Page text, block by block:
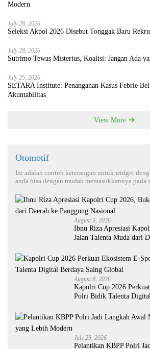
Modern
July 28, 2026
Seleksi Akpol 2026 Disebut Tonggak Baru
July 28, 2026
Sutrimo Tewas Misterius, Koalisi: Jangan Ada
July 25, 2026
SETARA Institute: Penanganan Kasus Febrie
Akuntabilitas
View More
Otomotif
Ini adalah contoh keterangan untuk widget
anda bisa dengan mudah memasukkannya pada
August 9, 2026
Ibnu Riza Apresiasi
Jalan Talenta Muda dari
August 8, 2026
Kapolri Cup 2026
Polri Bidik Talenta
July 29, 2026
Pelantikan KBPP Polri